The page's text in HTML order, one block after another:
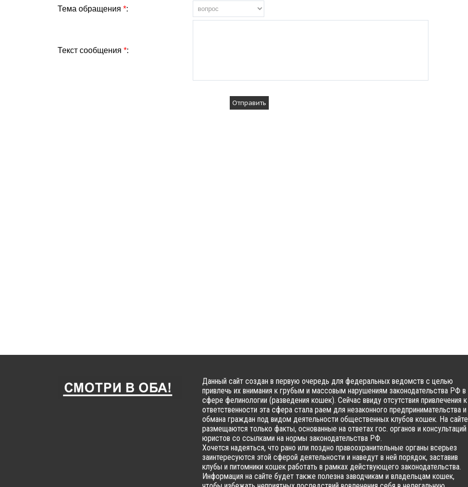
Тема обращения *:
Текст сообщения *:
Данный сайт создан в первую очередь для федеральных ведомств с целью
привлечь их внимания к грубым и массовым нарушениям законодательства РФ в
сфере фелинологии (разведения кошек). Сейчас ввиду отсутствия привлечения к
ответственности эта сфера стала раем для незаконного предпринимательства и
обмана граждан под видом деятельности общественных клубов кошек. На сайте
размещаются только факты, основанные на ответах гос. органов и консультаций
юристов со ссылками на нормы законодательства РФ.
Хочется надеяться, что рано или поздно правоохранительные органы всерьез
заинтересуются этой сферой деятельности и наведут в ней порядок, заставив
клубы и питомники кошек работать в рамках действующего законодательства.
Информация на сайте будет также полезна заводчикам и владельцам кошек,